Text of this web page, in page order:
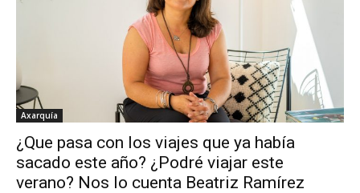
Axarquía
¿Que pasa con los viajes que ya había
sacado este año? ¿Podré viajar este
verano? Nos lo cuenta Beatriz Ramírez